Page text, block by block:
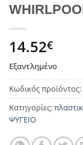
14.52€
Εξαντλημένο
Κωδικός προϊόντος:
Κατηγορίες:
ΨΥΓΕΙΟ